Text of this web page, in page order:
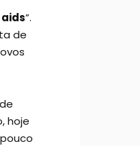
aids”.
de
hoje